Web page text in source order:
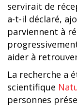
servirait de
a-t-il déclaré,
parviennent à
aider à
La recherche a
scientifique
personnes